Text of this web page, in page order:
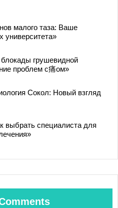
малого таза: Ваше
университета»
грушевидной
проблем с痛ом»
Сокол: Новый взгляд
выбрать специалиста для